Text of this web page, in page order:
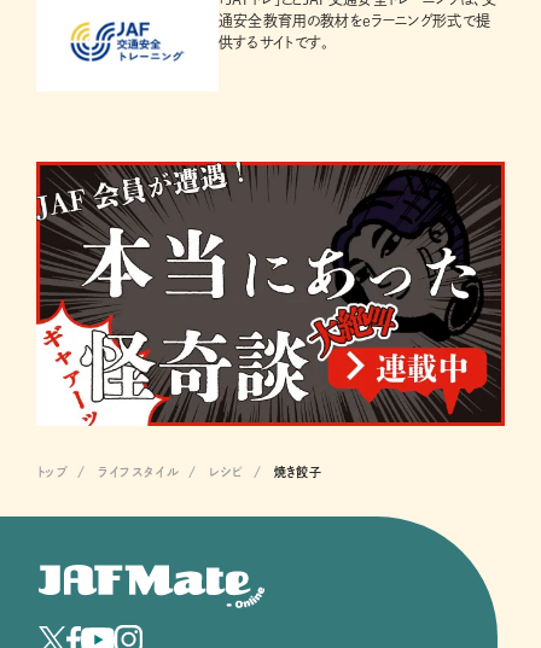
通安全教育用の教材をeラーニング形式で提
供するサイトです。
トップ ライフスタイル レシピ 焼き餃子